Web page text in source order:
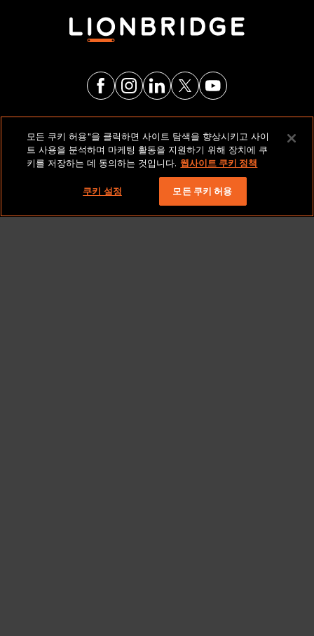
법적 고지 및 정책
저작권 2026 Lionbridge Technologies, LLC. 모든 권리
보유.
모든 쿠키 허용"을 클릭하면 사이트 탐색을 향상시키고 사이
트 사용을 분석하며 마케팅 활동을 지원하기 위해 장치에 쿠
키를 저장하는 데 동의하는 것입니다. 웹사이트 쿠키 정책
쿠키 설정 모든 쿠키 허용